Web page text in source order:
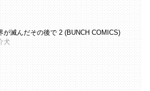
が滅んだその後で 2 (BUNCH COMICS)
犬